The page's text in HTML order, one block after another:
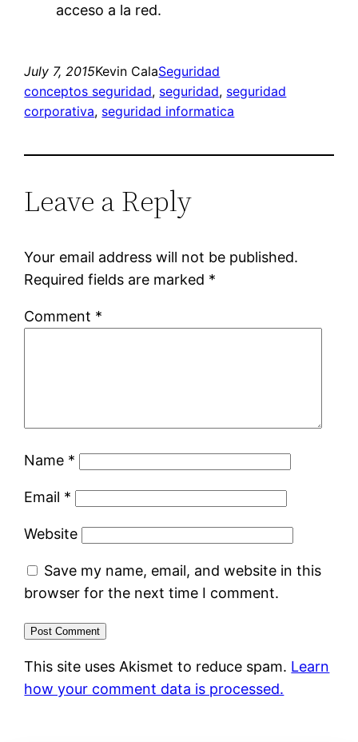
acceso a la red.
July 7, 2015Kevin CalaSeguridad
conceptos seguridad, seguridad, seguridad
corporativa, seguridad informatica
Leave a Reply
Your email address will not be published.
Required fields are marked *
Comment *
Name *
Email *
Website
Save my name, email, and website in this
browser for the next time I comment.
This site uses Akismet to reduce spam. Learn
how your comment data is processed.